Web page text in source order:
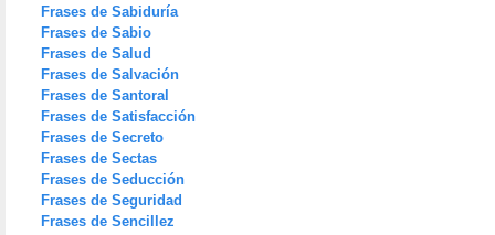
Frases de Sabiduría
Frases de Sabio
Frases de Salud
Frases de Salvación
Frases de Santoral
Frases de Satisfacción
Frases de Secreto
Frases de Sectas
Frases de Seducción
Frases de Seguridad
Frases de Sencillez